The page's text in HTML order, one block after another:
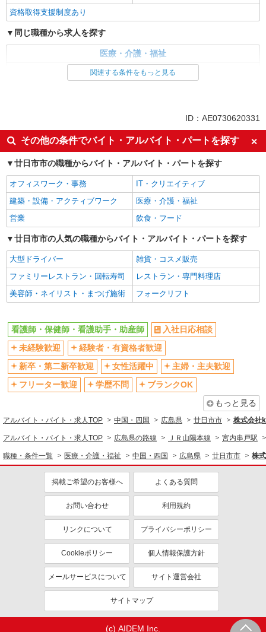
資格取得支援制度あり
同じ職種から求人を探す
医療・介護・福祉
看護師・保健師・看護助手・助産師
ボーナス・賞与あり
車通勤OK
交通費支給
社会保険あり
産休・育休取得実績あり
関連する条件をもっと見る
ID：AE0730620331
その他の条件でバイト・アルバイト・パートを探す
廿日市市の職種からバイト・アルバイト・パートを探す
オフィスワーク・事務
IT・クリエイティブ
建築・設備・アクティブワーク
医療・介護・福祉
営業
飲食・フード
廿日市市の人気の職種からバイト・アルバイト・パートを探す
大型ドライバー
雑貨・コスメ販売
ファミリーレストラン・回転寿司
レストラン・専門料理店
美容師・ネイリスト・まつげ施術
フォークリフト
看護師・保健師・看護助手・助産師
入社日応相談
未経験歓迎
経験者・有資格者歓迎
新卒・第二新卒歓迎
女性活躍中
主婦・主夫歓迎
フリーター歓迎
学歴不問
ブランクOK
もっと見る
アルバイト・バイト・求人TOP 中国・四国 広島県 廿日市市 株式会社
アルバイト・バイト・求人TOP 広島県の路線 ＪＲ山陽本線 宮内串戸駅
職種・条件一覧 医療・介護・福祉 中国・四国 広島県 廿日市市 株
掲載ご希望のお客様へ よくある質問
お問い合わせ 利用規約
リンクについて プライバシーポリシー
Cookieポリシー 個人情報保護方針
メールサービスについて サイト運営会社
サイトマップ
(c) AIDEM Inc.